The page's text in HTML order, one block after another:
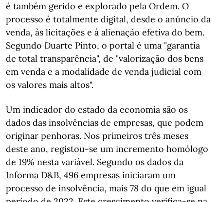
é também gerido e explorado pela Ordem. O
processo é totalmente digital, desde o anúncio da
venda, às licitações e à alienação efetiva do bem.
Segundo Duarte Pinto, o portal é uma "garantia
de total transparência", de "valorização dos bens
em venda e a modalidade de venda judicial com
os valores mais altos".
Um indicador do estado da economia são os
dados das insolvências de empresas, que podem
originar penhoras. Nos primeiros três meses
deste ano, registou-se um incremento homólogo
de 19% nesta variável. Segundo os dados da
Informa D&B, 496 empresas iniciaram um
processo de insolvência, mais 78 do que em igual